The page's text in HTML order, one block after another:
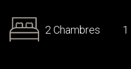
2 Chambres 1